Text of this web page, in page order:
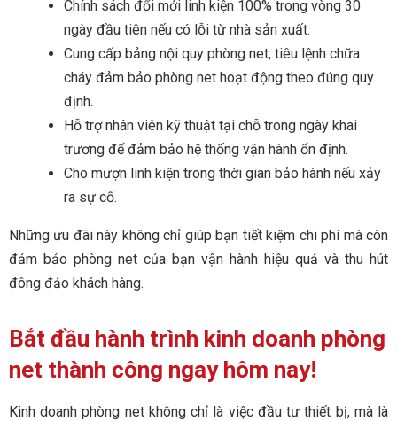
Chính sách đổi mới linh kiện 100% trong vòng 30
ngày đầu tiên nếu có lỗi từ nhà sản xuất.
Cung cấp bảng nội quy phòng net, tiêu lệnh chữa
cháy đảm bảo phòng net hoạt động theo đúng quy
định.
Hỗ trợ nhân viên kỹ thuật tại chỗ trong ngày khai
trương để đảm bảo hệ thống vận hành ổn định.
Cho mượn linh kiện trong thời gian bảo hành nếu xảy
ra sự cố.
Những ưu đãi này không chỉ giúp bạn tiết kiệm chi phí mà còn
đảm bảo phòng net của bạn vận hành hiệu quả và thu hút
đông đảo khách hàng.
Bắt đầu hành trình kinh doanh phòng
net thành công ngay hôm nay!
Kinh doanh phòng net không chỉ là việc đầu tư thiết bị, mà là